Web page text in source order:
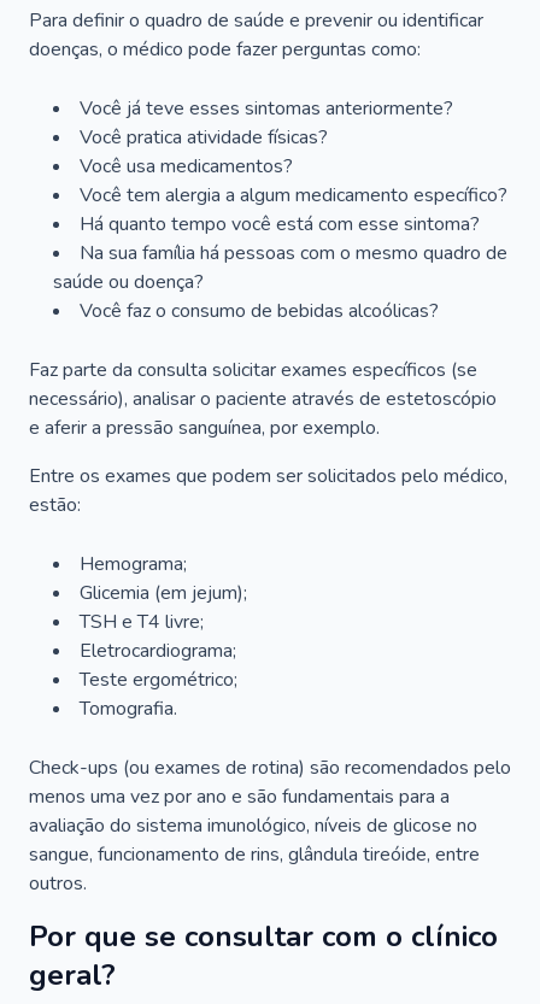
Para definir o quadro de saúde e prevenir ou identificar
doenças, o médico pode fazer perguntas como:
Você já teve esses sintomas anteriormente?
Você pratica atividade físicas?
Você usa medicamentos?
Você tem alergia a algum medicamento específico?
Há quanto tempo você está com esse sintoma?
Na sua família há pessoas com o mesmo quadro de
saúde ou doença?
Você faz o consumo de bebidas alcoólicas?
Faz parte da consulta solicitar exames específicos (se
necessário), analisar o paciente através de estetoscópio
e aferir a pressão sanguínea, por exemplo.
Entre os exames que podem ser solicitados pelo médico,
estão:
Hemograma;
Glicemia (em jejum);
TSH e T4 livre;
Eletrocardiograma;
Teste ergométrico;
Tomografia.
Check-ups (ou exames de rotina) são recomendados pelo
menos uma vez por ano e são fundamentais para a
avaliação do sistema imunológico, níveis de glicose no
sangue, funcionamento de rins, glândula tireóide, entre
outros.
Por que se consultar com o clínico
geral?